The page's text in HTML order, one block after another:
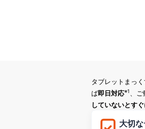
タブレットまっ
ば即日対応※1 、
していないとす
大切